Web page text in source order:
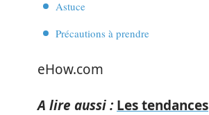
Astuce
Précautions à prendre
eHow.com
A lire aussi : Les tendances